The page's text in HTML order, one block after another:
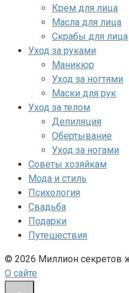
Крем для лица
Масла для лица
Скрабы для лица
Уход за руками
Маникюр
Уход за ногтями
Маски для рук
Уход за телом
Депиляция
Обертывание
Уход за ногами
Советы хозяйкам
Мода и стиль
Психология
Свадьба
Подарки
Путешествия
© 2026 Миллион секретов
О сайте